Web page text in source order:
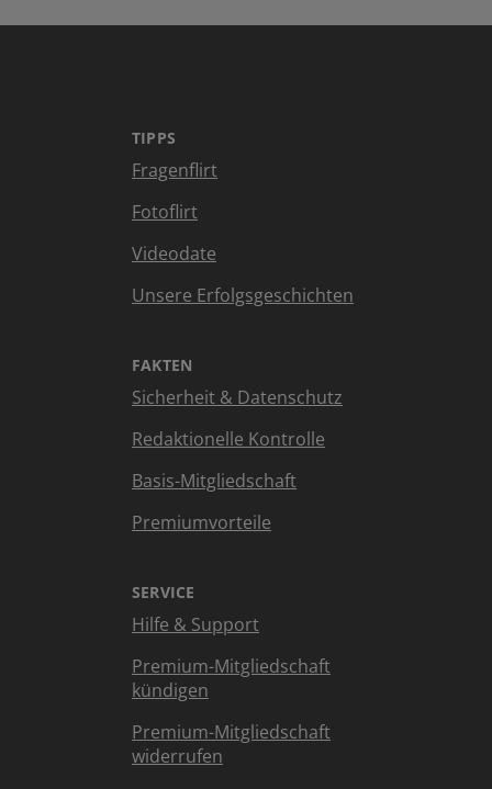
TIPPS
Fragenflirt
Fotoflirt
Videodate
Unsere Erfolgsgeschichten
FAKTEN
Sicherheit & Datenschutz
Redaktionelle Kontrolle
Basis-Mitgliedschaft
Premiumvorteile
SERVICE
Hilfe & Support
Premium-Mitgliedschaft
kündigen
Premium-Mitgliedschaft
widerrufen